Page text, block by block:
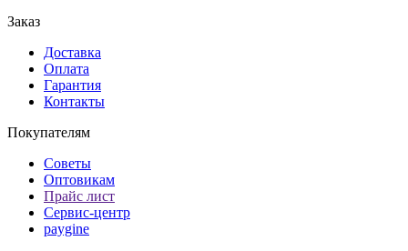
Заказ
Доставка
Оплата
Гарантия
Контакты
Покупателям
Советы
Оптовикам
Прайс лист
Сервис-центр
paygine